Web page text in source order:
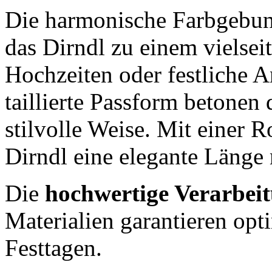
Die harmonische
das Dirndl zu einem
Hochzeiten oder festliche
taillierte Passform
stilvolle Weise. Mit einer
Dirndl eine elegante
Die hochwertige
Materialien garantieren
Festtagen.